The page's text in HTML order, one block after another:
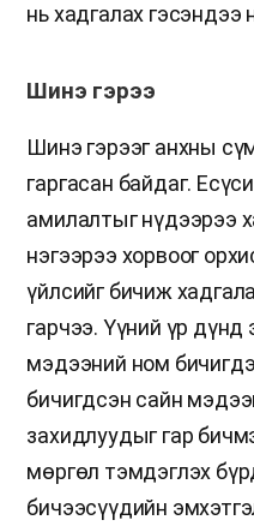
нь хадгалах гэсэндээ
Шинэ гэрээ
Шинэ гэрээг анхны
гаргасан байдаг.
амилалтыг нүдээрээ
нэгээрээ хорвоог
үйлсийг бичиж
гарчээ. Үүний үр
мэдээний ном
бичигдсэн сайн
захидлуудыг гар
мөргөл тэмдэглэх
бичээсүүдийн